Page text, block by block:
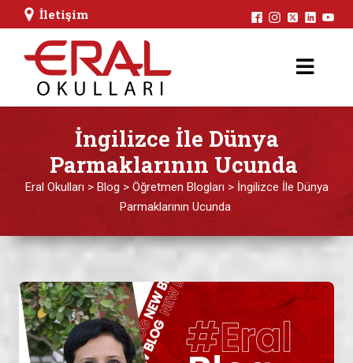
İletişim
İngilizce İle Dünya
Parmaklarının Ucunda
Eral Okulları > Blog > Öğretmen Blogları > İngilizce İle Dünya
Parmaklarının Ucunda